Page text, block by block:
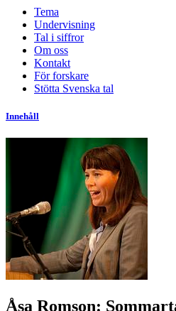
Tema
Undervisning
Tal i siffror
Om oss
Kontakt
För forskare
Stötta Svenska tal
Innehåll
Åsa Romson: